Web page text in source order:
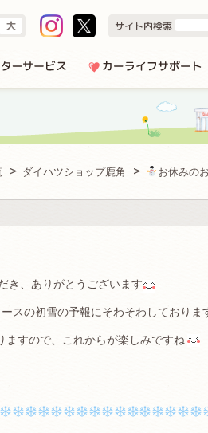
ダイハツショップ鹿角 お休みの
き、ありがとうございます
スの初雪の予報にそわそわしておりま
ますので、これからが楽しみですね